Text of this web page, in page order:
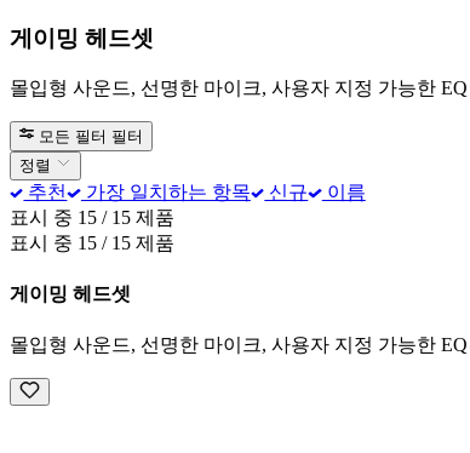
게이밍 헤드셋
몰입형 사운드, 선명한 마이크, 사용자 지정 가능한
모든 필터 필터
정렬
추천 가장 일치하는 항목 신규
이름
표시 중 15 / 15 제품
표시 중 15 / 15 제품
게이밍 헤드셋
몰입형 사운드, 선명한 마이크, 사용자 지정 가능한